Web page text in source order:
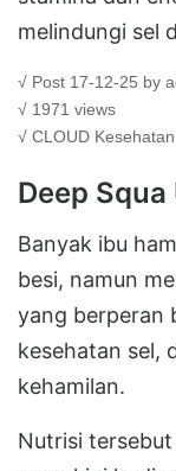
melindungi sel
√ Post 17-12-25 by
√ 1971 views
√ CLOUD
Deep
Banyak ibu
besi, namun
yang berperan
kesehatan sel,
kehamilan.
Nutrisi tersebut